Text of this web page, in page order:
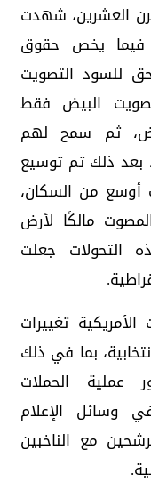
العشرين، شهدت
فيما يخص حقوق
للسود التصويت
البيض فقط
ثم سمح لهم
بعد ذلك تم توسيع
من السكان،
مالكًا لأرض
التحولات جعلت
تغييرات
بما في ذلك
عملية الحملات
في وسائل الإعلام
مع الناخبين